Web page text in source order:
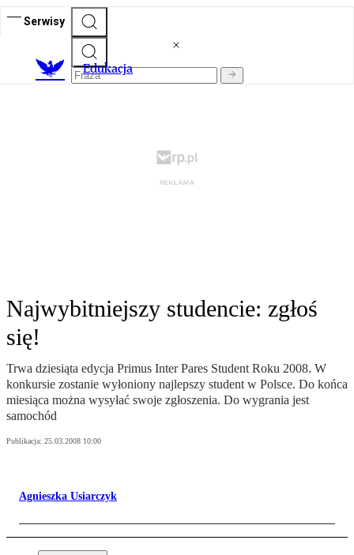
Serwisy
Edukacja
Najwybitniejszy studencie: zgłoś
się!
Trwa dziesiąta edycja Primus Inter Pares Student Roku 2008. W
konkursie zostanie wyłoniony najlepszy student w Polsce. Do końca
miesiąca można wysyłać swoje zgłoszenia. Do wygrania jest
samochód
Publikacja: 25.03.2008 10:00
Agnieszka Usiarczyk